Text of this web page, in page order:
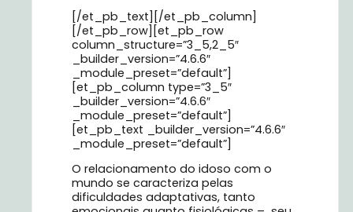
[/et_pb_text][/et_pb_column]
[/et_pb_row][et_pb_row
column_structure=”3_5,2_5″
_builder_version=”4.6.6″
_module_preset=”default”]
[et_pb_column type=”3_5″
_builder_version=”4.6.6″
_module_preset=”default”]
[et_pb_text _builder_version=”4.6.6″
_module_preset=”default”]
O relacionamento do idoso com o
mundo se caracteriza pelas
dificuldades adaptativas, tanto